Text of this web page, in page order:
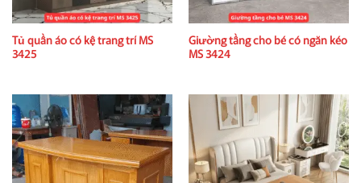
Tủ quần áo có kệ trang trí MS
3425
Giường tầng cho bé có ngăn kéo
MS 3424